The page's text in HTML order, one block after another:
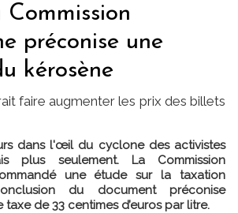
préconise une
kérosène
faire augmenter les prix des billets
dans l'œil du cyclone des activistes
plus seulement. La Commission
une étude sur la taxation
du document préconise
de 33 centimes d’euros par litre.